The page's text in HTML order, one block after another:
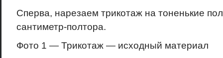
Сперва, нарезаем трикотаж на тоненькие
сантиметр-полтора.
Фото 1 — Трикотаж — исходный материал